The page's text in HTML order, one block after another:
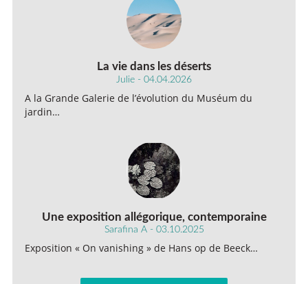
La vie dans les déserts
Julie - 04.04.2026
A la Grande Galerie de l’évolution du Muséum du
jardin…
Une exposition allégorique, contemporaine
Sarafina A - 03.10.2025
Exposition « On vanishing » de Hans op de Beeck…